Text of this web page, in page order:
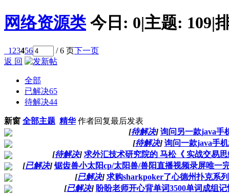
网络资源类 今日: 0|主题: 109|
1 23456 / 6 页下一页
返 回
全部
已解决65
待解决44
新窗 全部主题 精华 作者回复最后发表
[待解决] 询问另一款java手
[待解决] 询问一款java手
[待解决] 求外汇技术研究院的 马松《 实战交易
[已解决] 锯齿兽小太阳cp/太阳兽/兽阳直播视频录屏唯一
[已解决] 求购sharkpoker了心德州扑克系
[已解决] 盼盼老师开心背单词3500单词成组